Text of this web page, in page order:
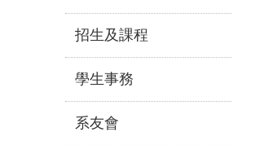
招生及課程
學生事務
系友會